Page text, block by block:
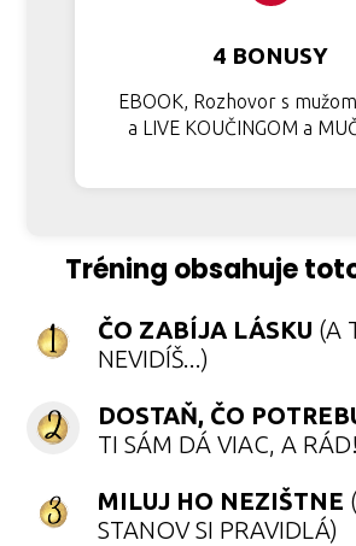
4 BONUSY
EBOOK, Rozhovor s
a LIVE KOUČINGOM a
Tréning obsahuje
ČO ZABÍJA LÁSKU (A
NEVIDÍŠ...)
DOSTAŇ, ČO
TI SÁM DÁ VIAC, A
MILUJ HO NEZIŠTNE
STANOV SI PRAVIDLÁ)